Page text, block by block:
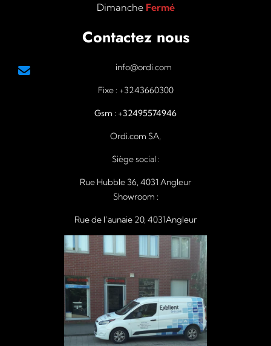
Dimanche Fermé
Contactez nous
info@ordi.com
Fixe : +3243660300
Gsm : +32495574946
Ordi.com SA,
Siège social :
Rue Hubble 36, 4031 Angleur
Showroom :
Rue de l’aunaie 20, 4031Angleur